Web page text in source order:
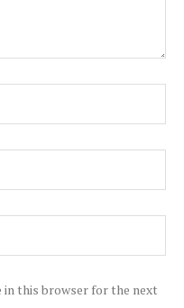
in this browser for the next